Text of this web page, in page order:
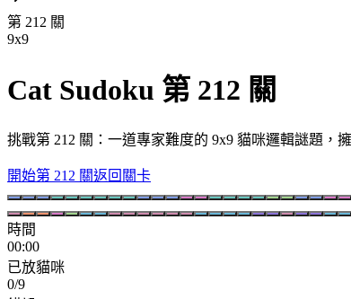
第 212 關
9x9
Cat Sudoku 第 212 關
挑戰第 212 關：一道專家難度的 9x9 貓咪邏輯謎題，
開始第 212 關返回關卡
時間
00:00
已放貓咪
0/9